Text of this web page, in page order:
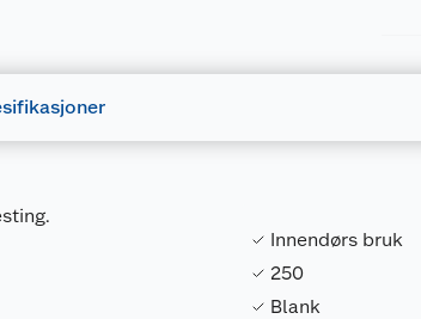
Innendørs bruk
250
Blank